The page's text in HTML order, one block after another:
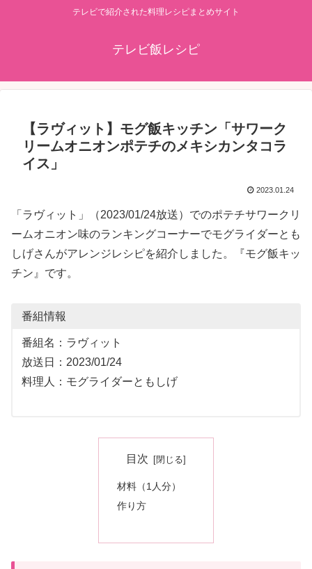
テレビで紹介された料理レシピまとめサイト
テレビ飯レシピ
【ラヴィット】モグ飯キッチン「サワーク
リームオニオンポテチのメキシカンタコラ
イス」
2023.01.24
「ラヴィット」（2023/01/24放送）でのポテチサワークリ
ームオニオン味のランキングコーナーでモグライダーとも
しげさんがアレンジレシピを紹介しました。『モグ飯キッ
チン』です。
番組情報
番組名：ラヴィット
放送日：2023/01/24
料理人：モグライダーともしげ
目次
材料（1人分）
作り方